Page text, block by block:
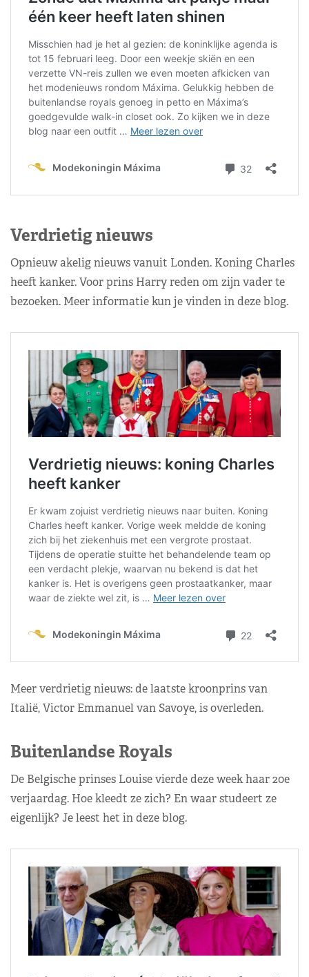
Verdrietig nieuws
Opnieuw akelig nieuws vanuit Londen. Koning Charles
heeft kanker. Voor prins Harry reden om zijn vader te
bezoeken. Meer informatie kun je vinden in deze blog.
Meer verdrietig nieuws: de laatste kroonprins van
Italië, Victor Emmanuel van Savoye, is overleden.
Buitenlandse Royals
De Belgische prinses Louise vierde deze week haar 20e
verjaardag. Hoe kleedt ze zich? En waar studeert ze
eigenlijk? Je leest het in deze blog.